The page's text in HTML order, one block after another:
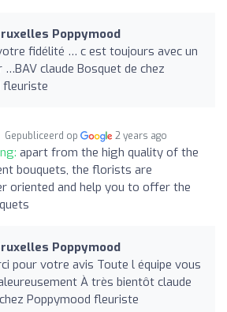
Poppymood
fidélité … c est toujours avec un
claude Bosquet de chez
fleuriste
Gepubliceerd op 2 years ago
apart from the high quality of the
bouquets, the florists are
oriented and help you to offer the
Poppymood
pour votre avis Toute l équipe vous
À très bientôt claude
Poppymood fleuriste